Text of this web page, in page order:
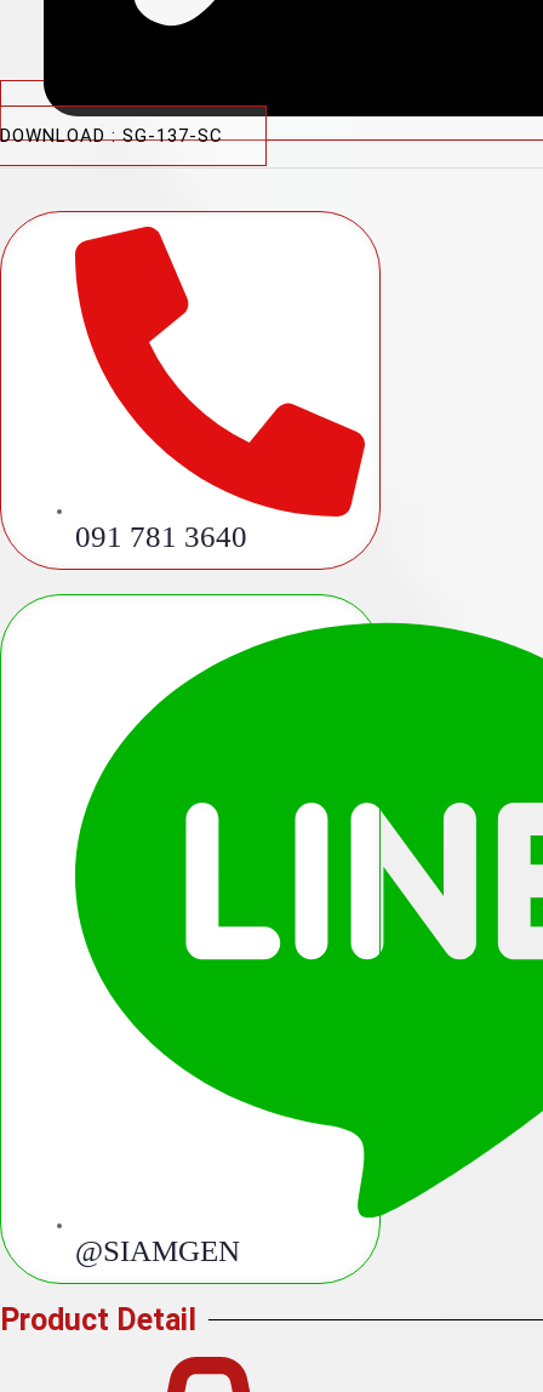
DOWNLOAD : SG-137-SC
091 781 3640
@SIAMGEN
Product Detail